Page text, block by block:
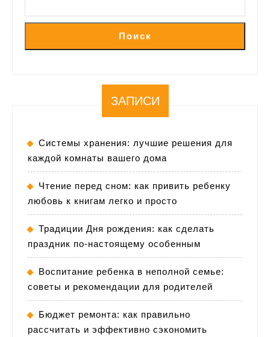
Поиск
ЗАПИСИ
Системы хранения: лучшие решения для
каждой комнаты вашего дома
Чтение перед сном: как привить ребенку
любовь к книгам легко и просто
Традиции Дня рождения: как сделать
праздник по-настоящему особенным
Воспитание ребенка в неполной семье:
советы и рекомендации для родителей
Бюджет ремонта: как правильно
рассчитать и эффективно сэкономить